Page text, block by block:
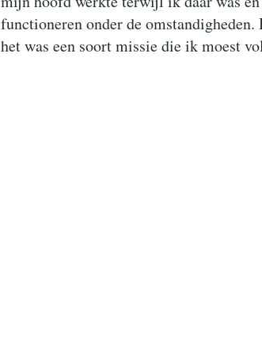
functioneren onder de omstandigheden.
het was een soort missie die ik moest